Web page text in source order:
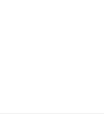
cầu sử dụng bộ lọc quang
lại những đám cưới đầy cuốn
giới xung quanh với độ chi tiết